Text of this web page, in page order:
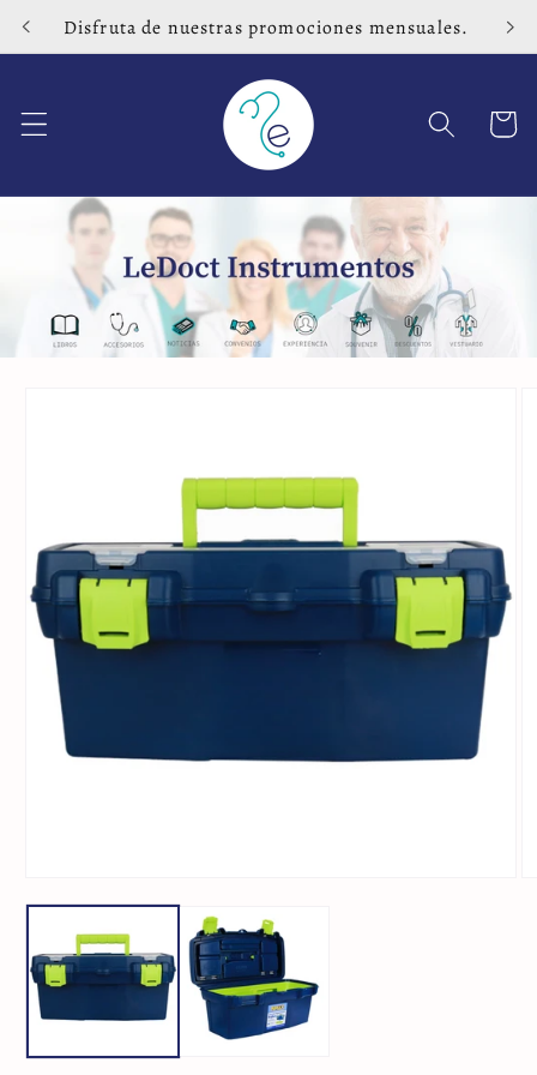
directamente
al contenido
Disfruta de nuestras promociones mensuales.
Carrito